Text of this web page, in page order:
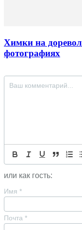
Химки на
фотографиях
или как гость:
Имя *
Почта *